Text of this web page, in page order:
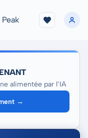
alimentée par l’IA
→